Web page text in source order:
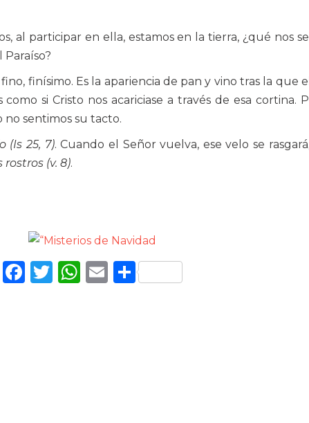
al participar en ella, estamos en la tierra, ¿qué nos
finísimo. Es la apariencia de pan y vino tras la que
si Cristo nos acariciase a través de esa cortina.
no sentimos su tacto.
(Is 25, 7). Cuando el Señor vuelva, ese velo se
(v. 8).
Facebook
Twitter
WhatsApp
EmailCompartir